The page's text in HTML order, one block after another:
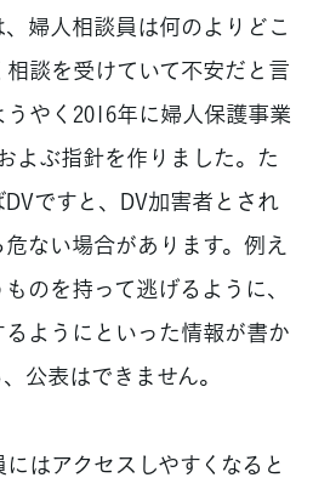
婦人相談員は何のよりどこ
談を受けていて不安だと言
やく2016年に婦人保護事業
よぶ指針を作りました。た
ですと、DV加害者とされ
ない場合があります。例え
のを持って逃げるように、
ようにといった情報が書か
公表はできません。
はアクセスしやすくなると